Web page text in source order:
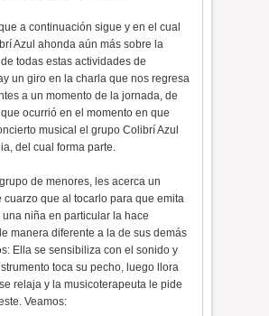
a continuación sigue y en el cual
Azul ahonda aún más sobre la
todas estas actividades de
un giro en la charla que nos regresa
a un momento de la jornada, de
ocurrió en el momento en que
musical el grupo Colibrí Azul
del cual forma parte.
de menores, les acerca un
cuarzo que al tocarlo para que emita
una niña en particular la hace
manera diferente a la de sus demás
Ella se sensibiliza con el sonido y
toca su pecho, luego llora
relaja y la musicoterapeuta le pide
Veamos: